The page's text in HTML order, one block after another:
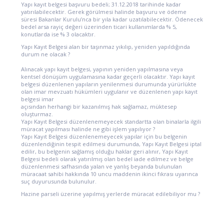
Yapı kayıt belgesi başvuru bedeli; 31.12.2018 tarihinde kadar
yatırılabilecektir. Gerek görülmesi halinde başvuru ve ödeme
süresi Bakanlar Kurulu’nca bir yıla kadar uzatılabilecektir. Ödenecek
bedel arsa rayiç değeri üzerinden ticari kullanımlarda % 5,
konutlarda ise % 3 olacaktır.
Yapı Kayıt Belgesi alan bir taşınmaz yıkılıp, yeniden yapıldığında
durum ne olacak ?
Alınacak yapı kayıt belgesi, yapının yeniden yapılmasına veya
kentsel dönüşüm uygulamasına kadar geçerli olacaktır. Yapı kayıt
belgesi düzenlenen yapıların yenilenmesi durumunda yürürlükte
olan imar mevzuatı hükümleri uygulanır ve düzenlenen yapı kayıt
belgesi imar
açısından herhangi bir kazanılmış hak sağlamaz, müktesep
oluşturmaz.
Yapı Kayıt Belgesi düzenlenemeyecek standartta olan binalarla ilgili
müracat yapılması halinde ne gibi işlem yapılıyor ?
Yapı Kayıt Belgesi düzenlenemeyecek yapılar için bu belgenin
düzenlendiğinin tespit edilmesi durumunda, Yapı Kayıt Belgesi iptal
edilir, bu belgenin sağlamış olduğu haklar geri alınır, Yapı Kayıt
Belgesi bedeli olarak yatırılmış olan bedel iade edilmez ve belge
düzenlenmesi safhasında yalan ve yanlış beyanda bulunulan
müracaat sahibi hakkında 10 uncu maddenin ikinci fıkrası uyarınca
suç duyurusunda bulunulur.
Hazine parseli üzerine yapılmış yerlerde müracat edilebiliyor mu ?